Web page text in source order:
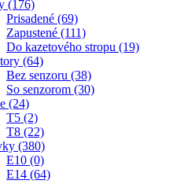
(176)
Prisadené (69)
Zapustené (111)
Do kazetového stropu (19)
(64)
Bez senzoru (38)
So senzorom (30)
(24)
T5 (2)
T8 (22)
(380)
E10 (0)
E14 (64)